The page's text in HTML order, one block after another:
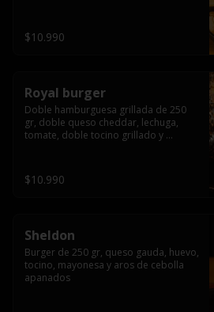
$10.990
Royal burger
Doble hamburguesa grillada de 250
gr, doble queso cheddar, lechuga,
tomate, doble tocino grillado y
salsa de queso cheddar.
$10.990
Sheldon
Burger de 250 gr, queso gauda, huevo,
tocino, mayonesa y aros de cebolla
apanados